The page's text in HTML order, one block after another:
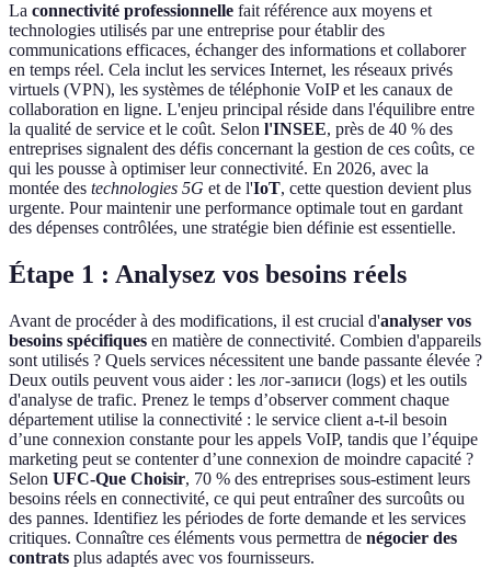
La connectivité professionnelle fait référence aux moyens et
technologies utilisés par une entreprise pour établir des
communications efficaces, échanger des informations et collaborer
en temps réel. Cela inclut les services Internet, les réseaux privés
virtuels (VPN), les systèmes de téléphonie VoIP et les canaux de
collaboration en ligne. L'enjeu principal réside dans l'équilibre entre
la qualité de service et le coût. Selon l'INSEE, près de 40 % des
entreprises signalent des défis concernant la gestion de ces coûts, ce
qui les pousse à optimiser leur connectivité. En 2026, avec la
montée des technologies 5G et de l'IoT, cette question devient plus
urgente. Pour maintenir une performance optimale tout en gardant
des dépenses contrôlées, une stratégie bien définie est essentielle.
Étape 1 : Analysez vos besoins réels
Avant de procéder à des modifications, il est crucial d'analyser vos
besoins spécifiques en matière de connectivité. Combien d'appareils
sont utilisés ? Quels services nécessitent une bande passante élevée ?
Deux outils peuvent vous aider : les лог-записи (logs) et les outils
d'analyse de trafic. Prenez le temps d’observer comment chaque
département utilise la connectivité : le service client a-t-il besoin
d’une connexion constante pour les appels VoIP, tandis que l’équipe
marketing peut se contenter d’une connexion de moindre capacité ?
Selon UFC-Que Choisir, 70 % des entreprises sous-estiment leurs
besoins réels en connectivité, ce qui peut entraîner des surcoûts ou
des pannes. Identifiez les périodes de forte demande et les services
critiques. Connaître ces éléments vous permettra de négocier des
contrats plus adaptés avec vos fournisseurs.